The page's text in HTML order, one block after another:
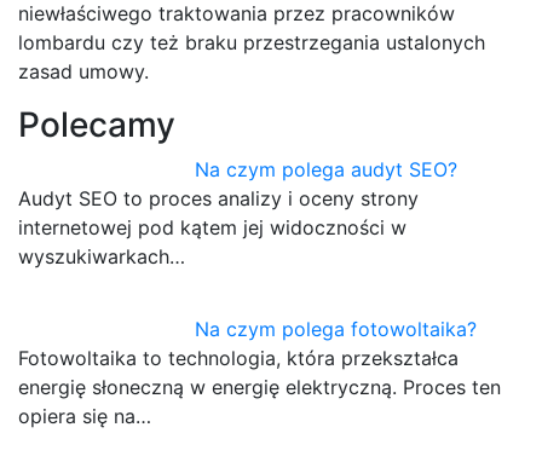
niewłaściwego traktowania przez pracowników
lombardu czy też braku przestrzegania ustalonych
zasad umowy.
Polecamy
Na czym polega audyt SEO?
Audyt SEO to proces analizy i oceny strony
internetowej pod kątem jej widoczności w
wyszukiwarkach…
Na czym polega fotowoltaika?
Fotowoltaika to technologia, która przekształca
energię słoneczną w energię elektryczną. Proces ten
opiera się na…